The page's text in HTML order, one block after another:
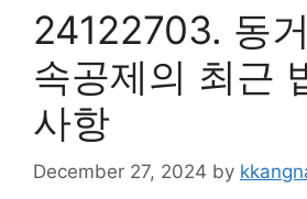
24122703. 동
속공제의 최근
사항
December 27, 2024 by